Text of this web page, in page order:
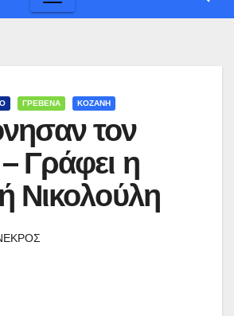
ΓΡΕΒΕΝΑ ΚΟΖΑΝΗ
τον
Γράφει η
Νικολούλη